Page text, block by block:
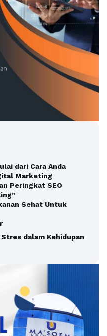
dari Cara Anda
Marketing
Peringkat SEO
Sehat Untuk
dalam Kehidupan